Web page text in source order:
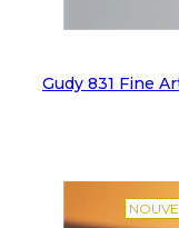
Gudy 831 Fine